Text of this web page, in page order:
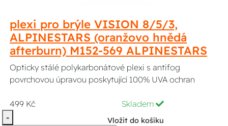
plexi pro brýle VISION 8/5/3,
ALPINESTARS (oranžovo hnědá
afterburn) M152-569 ALPINESTARS
Opticky stálé polykarbonátové plexi s antifog
povrchovou úpravou poskytující 100% UVA ochran
499 Kč
Skladem
-
Vložit do košíku